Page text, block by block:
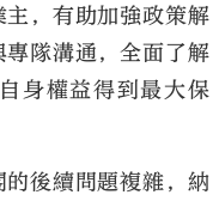
，有助加強政策解
隊溝通，全面了解
身權益得到最大保
的後續問題複雜，納